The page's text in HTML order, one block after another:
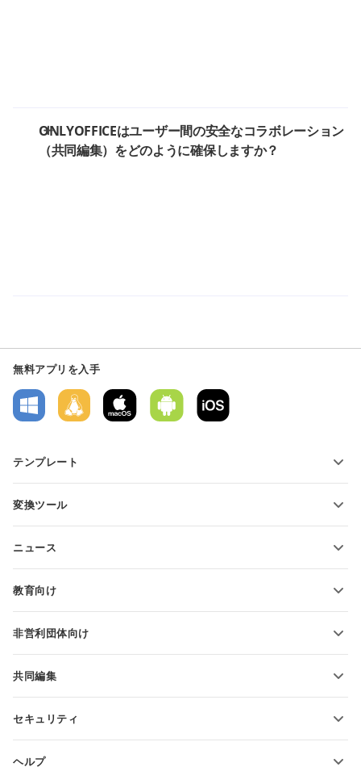
ONLYOFFICEはユーザー間の安全なコラボレーション
（共同編集）をどのように確保しますか？
無料アプリを入手
テンプレート
テキスト文書テンプレート
変換ツール
スプレッドシートの変換
PDFの変換
ニュース
教育向け
教育関係者向け
非営利団体向け
無料アカウントをリクエスト
共同編集
翻訳者向け
セキュリティ
ヘルプ